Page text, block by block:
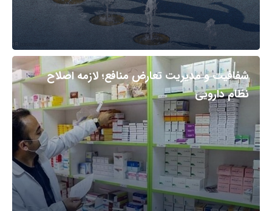
شفافیت و مدیریت تعارض منافع؛ لازمه اصلاح
نظام دارویی